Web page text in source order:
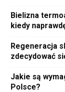
Bielizna
kiedy
Regeneracja
zdecydować
Jakie są
Polsce?